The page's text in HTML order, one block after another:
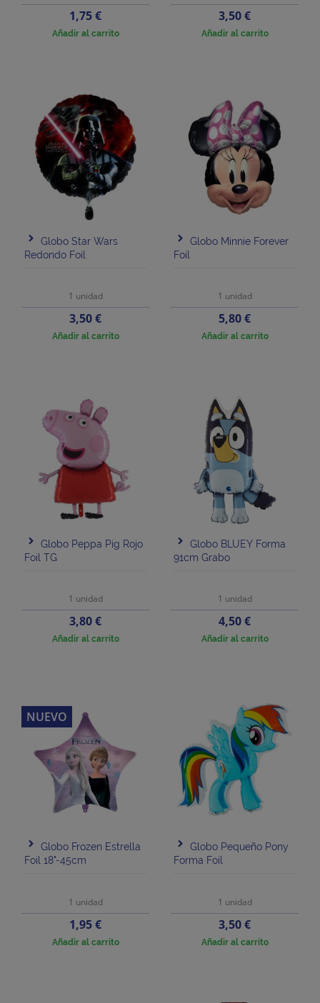
Precio
1,75 €
Añadir al carrito
Precio
3,50 €
Añadir al carrito
Globo Star Wars
Redondo Foil
1 unidad
Precio
3,50 €
Añadir al carrito
Globo Minnie Forever
Foil
1 unidad
Precio
5,80 €
Añadir al carrito
Globo Peppa Pig Rojo
Foil TG
1 unidad
Precio
3,80 €
Añadir al carrito
Globo BLUEY Forma
91cm Grabo
1 unidad
Precio
4,50 €
Añadir al carrito
Globo Frozen Estrella
Foil 18"-45cm
1 unidad
Precio
1,95 €
Añadir al carrito
NUEVO
Globo Pequeño Pony
Forma Foil
1 unidad
Precio
3,50 €
Añadir al carrito